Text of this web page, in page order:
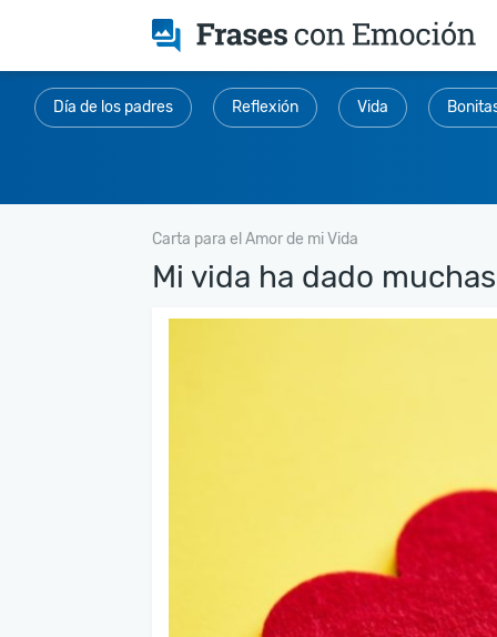
Día de los padres Reflexión Vida
Carta para el Amor de mi Vida
Mi vida ha dado